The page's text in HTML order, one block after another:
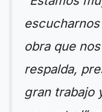
obra que
respalda,
gran trabajo